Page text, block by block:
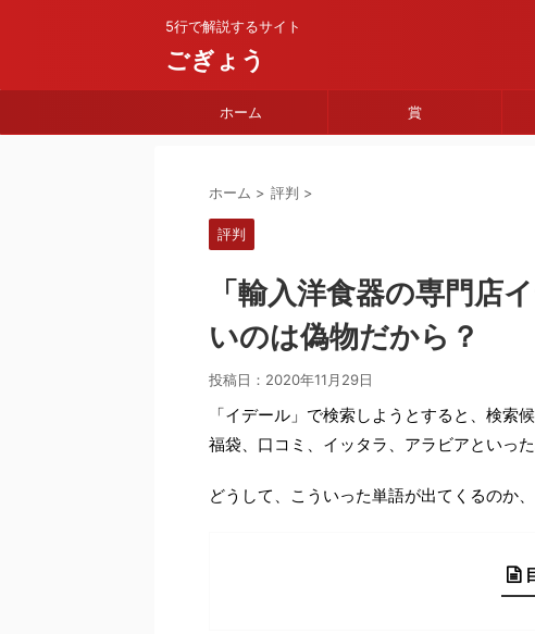
5行で解説するサイト
ごぎょう
ホーム 賞
ホーム > 評判 >
評判
「輸入洋食器の専門店
いのは偽物だから？
投稿日： 2020年11月29日
「イデール」で検索しようとすると、検索
福袋、口コミ、イッタラ、アラビアといった
どうして、こういった単語が出てくるのか